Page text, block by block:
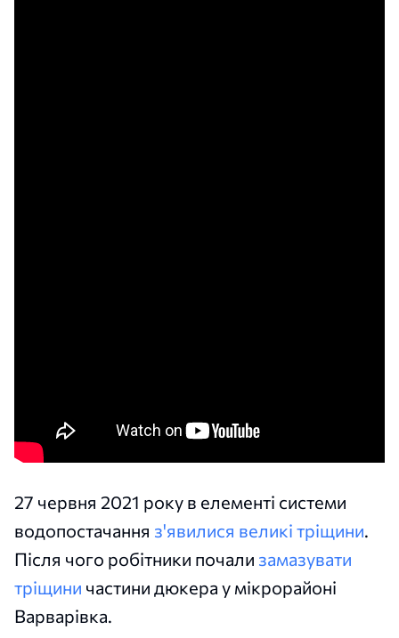
27 червня 2021 року в елементі системи
водопостачання з'явилися великі тріщини.
Після чого робітники почали замазувати
тріщини частини дюкера у мікрорайоні
Варварівка.